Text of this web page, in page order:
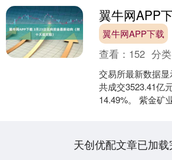
翼牛网APP下载
查看： 152 分类
交易所最新数据
共成交3523.41亿
14.49%。 紫金矿
天创优配文章已加